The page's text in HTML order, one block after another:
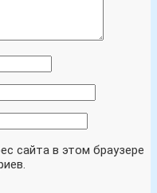
сайта в этом браузере